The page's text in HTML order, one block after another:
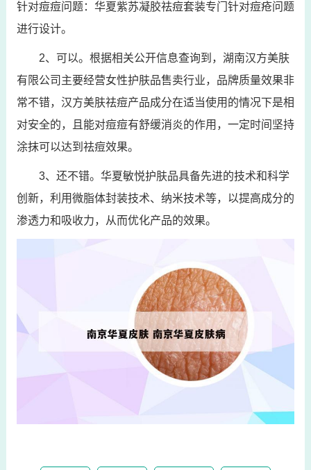
针对痘痘问题：华夏紫苏凝胶祛痘套装专门针对痘疮问题
进行设计。
2、可以。根据相关公开信息查询到，湖南汉方美肤
有限公司主要经营女性护肤品售卖行业，品牌质量效果非
常不错，汉方美肤祛痘产品成分在适当使用的情况下是相
对安全的，且能对痘痘有舒缓消炎的作用，一定时间坚持
涂抹可以达到祛痘效果。
3、还不错。华夏敏悦护肤品具备先进的技术和科学
创新，利用微脂体封装技术、纳米技术等，以提高成分的
渗透力和吸收力，从而优化产品的效果。